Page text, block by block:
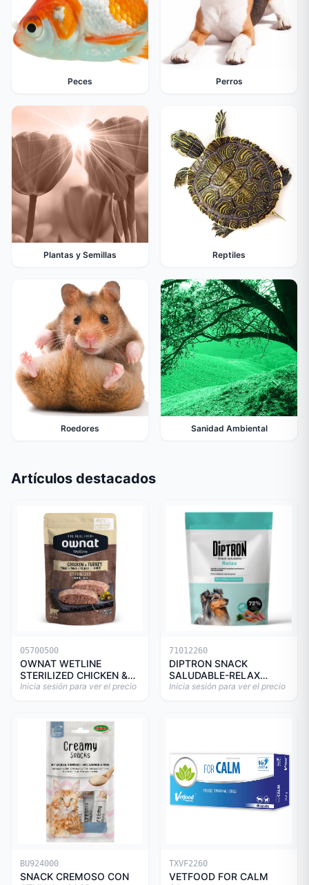
Peces Perros
Plantas y Semillas Reptiles
Roedores Sanidad Ambiental
Artículos destacados
05700500
OWNAT WETLINE
STERILIZED CHICKEN &
TURKEY CAT 85gr
Inicia sesión para ver el precio
71012260
DIPTRON SNACK
SALUDABLE-RELAX
150GR
Inicia sesión para ver el precio
BU924000
SNACK CREMOSO CON
TXVF2260
VETFOOD FOR CALM